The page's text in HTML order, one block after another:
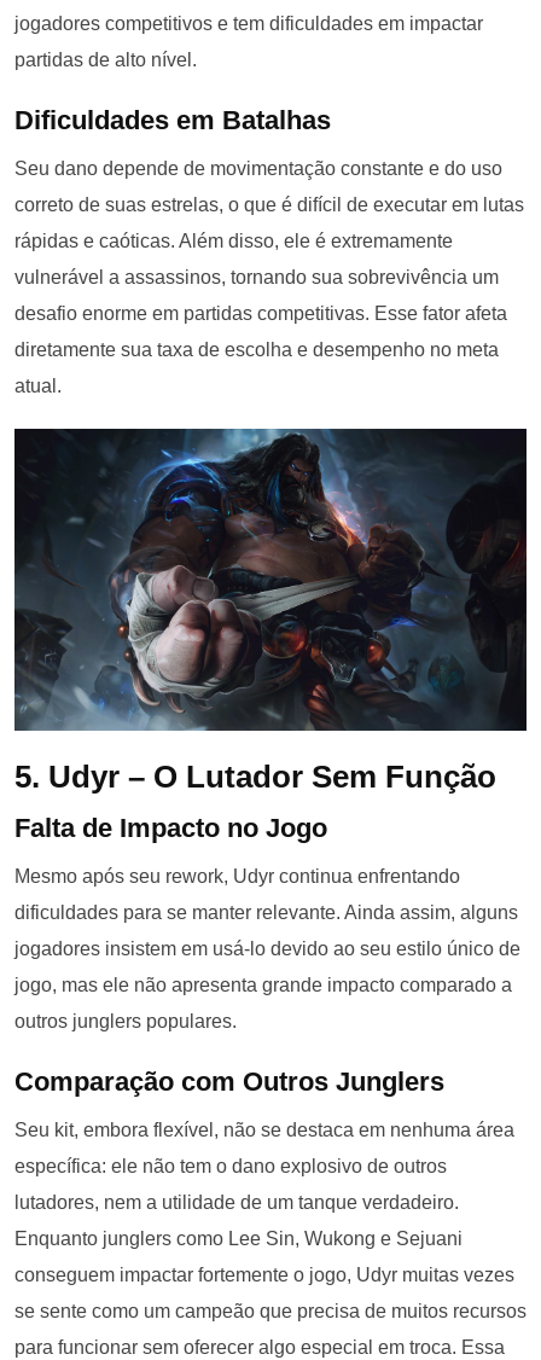
jogadores competitivos e tem dificuldades em impactar
partidas de alto nível.
Dificuldades em Batalhas
Seu dano depende de movimentação constante e do uso
correto de suas estrelas, o que é difícil de executar em lutas
rápidas e caóticas. Além disso, ele é extremamente
vulnerável a assassinos, tornando sua sobrevivência um
desafio enorme em partidas competitivas. Esse fator afeta
diretamente sua taxa de escolha e desempenho no meta
atual.
5. Udyr – O Lutador Sem Função
Falta de Impacto no Jogo
Mesmo após seu rework, Udyr continua enfrentando
dificuldades para se manter relevante. Ainda assim, alguns
jogadores insistem em usá-lo devido ao seu estilo único de
jogo, mas ele não apresenta grande impacto comparado a
outros junglers populares.
Comparação com Outros Junglers
Seu kit, embora flexível, não se destaca em nenhuma área
específica: ele não tem o dano explosivo de outros
lutadores, nem a utilidade de um tanque verdadeiro.
Enquanto junglers como Lee Sin, Wukong e Sejuani
conseguem impactar fortemente o jogo, Udyr muitas vezes
se sente como um campeão que precisa de muitos recursos
para funcionar sem oferecer algo especial em troca. Essa